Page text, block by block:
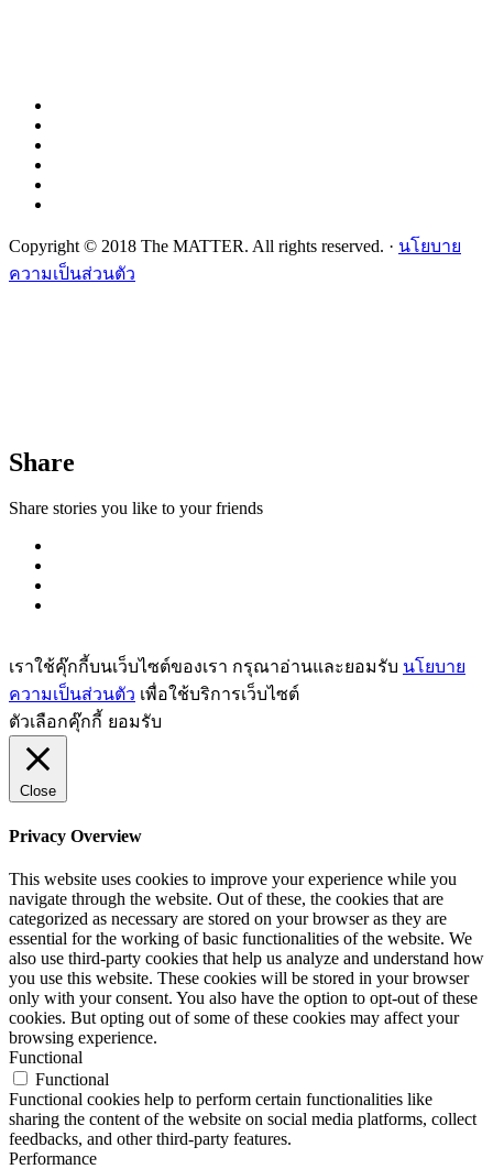
Copyright © 2018 The MATTER. All rights reserved. · นโยบาย
ความเป็นส่วนตัว
Share
Share stories you like to your friends
เราใช้คุ๊กกี้บนเว็บไซต์ของเรา กรุณาอ่านและยอมรับ นโยบาย
ความเป็นส่วนตัว เพื่อใช้บริการเว็บไซต์
ตัวเลือกคุ๊กกี้ ยอมรับ
Close
Privacy Overview
This website uses cookies to improve your experience while you
navigate through the website. Out of these, the cookies that are
categorized as necessary are stored on your browser as they are
essential for the working of basic functionalities of the website. We
also use third-party cookies that help us analyze and understand how
you use this website. These cookies will be stored in your browser
only with your consent. You also have the option to opt-out of these
cookies. But opting out of some of these cookies may affect your
browsing experience.
Functional
Functional
Functional cookies help to perform certain functionalities like
sharing the content of the website on social media platforms, collect
feedbacks, and other third-party features.
Performance